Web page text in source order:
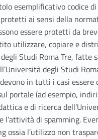
esemplificativo codice
ai sensi della
essere protetti da
utilizzare, copiare e
Studi Roma Tre,
degli Studi
in tutti i casi
portale (ad esempio,
e di ricerca
l’attività di spamming.
ossia l’utilizzo non